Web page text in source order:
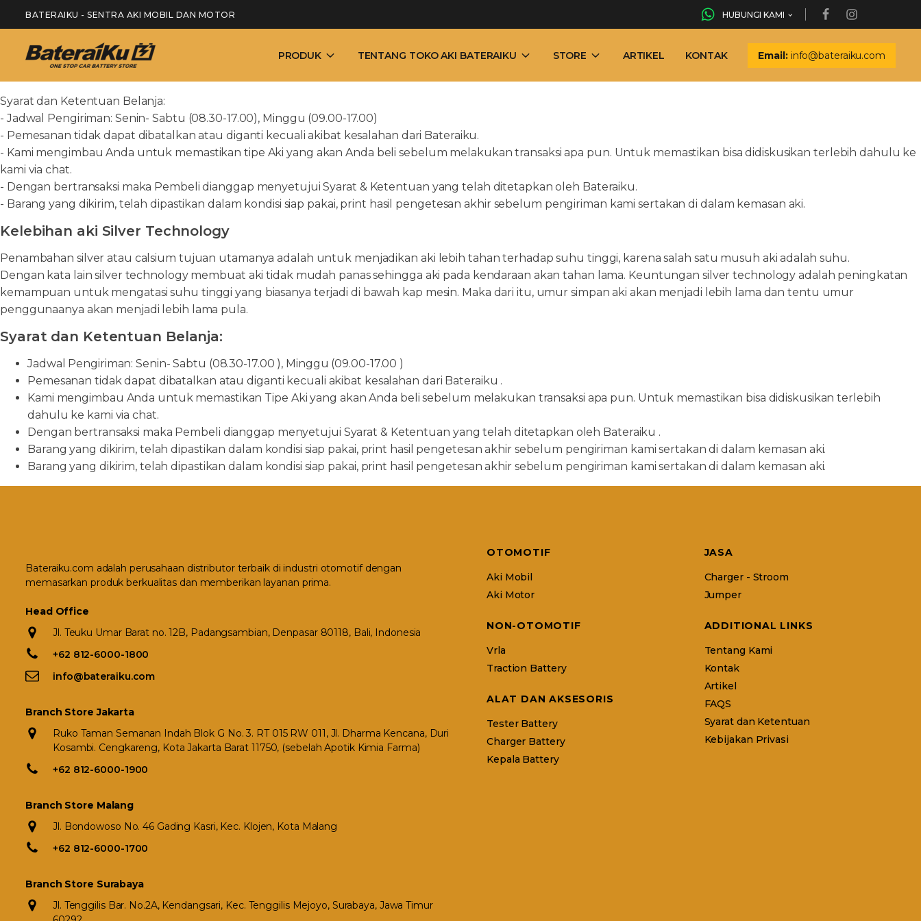
BATERAIKU - SENTRA AKI MOBIL DAN MOTOR HUBUNGI KAMI
PRODUK TENTANG TOKO AKI BATERAIKU STORE ARTIKEL KONTAK Email: info@bateraiku.com
Syarat dan Ketentuan Belanja:
- Jadwal Pengiriman: Senin- Sabtu (08.30-17.00), Minggu (09.00-17.00)
- Pemesanan tidak dapat dibatalkan atau diganti kecuali akibat kesalahan dari Bateraiku.
- Kami mengimbau Anda untuk memastikan tipe Aki yang akan Anda beli sebelum melakukan transaksi apa pun. Untuk memastikan bisa didiskusikan terlebih dahulu ke
kami via chat.
- Dengan bertransaksi maka Pembeli dianggap menyetujui Syarat & Ketentuan yang telah ditetapkan oleh Bateraiku.
- Barang yang dikirim, telah dipastikan dalam kondisi siap pakai, print hasil pengetesan akhir sebelum pengiriman kami sertakan di dalam kemasan aki.
Kelebihan aki Silver Technology
Penambahan silver atau calsium tujuan utamanya adalah untuk menjadikan aki lebih tahan terhadap suhu tinggi, karena salah satu musuh aki adalah suhu.
Dengan kata lain silver technology membuat aki tidak mudah panas sehingga aki pada kendaraan akan tahan lama. Keuntungan silver technology adalah peningkatan
kemampuan untuk mengatasi suhu tinggi yang biasanya terjadi di bawah kap mesin. Maka dari itu, umur simpan aki akan menjadi lebih lama dan tentu umur
penggunaanya akan menjadi lebih lama pula.
Syarat dan Ketentuan Belanja:
Jadwal Pengiriman: Senin- Sabtu (08.30-17.00 ), Minggu (09.00-17.00 )
Pemesanan tidak dapat dibatalkan atau diganti kecuali akibat kesalahan dari Bateraiku .
Kami mengimbau Anda untuk memastikan Tipe Aki yang akan Anda beli sebelum melakukan transaksi apa pun. Untuk memastikan bisa didiskusikan terlebih
dahulu ke kami via chat.
Dengan bertransaksi maka Pembeli dianggap menyetujui Syarat & Ketentuan yang telah ditetapkan oleh Bateraiku .
Barang yang dikirim, telah dipastikan dalam kondisi siap pakai, print hasil pengetesan akhir sebelum pengiriman kami sertakan di dalam kemasan aki.
Barang yang dikirim, telah dipastikan dalam kondisi siap pakai, print hasil pengetesan akhir sebelum pengiriman kami sertakan di dalam kemasan aki.
Bateraiku.com adalah perusahaan distributor terbaik di industri otomotif dengan
memasarkan produk berkualitas dan memberikan layanan prima.
Head Office
Jl. Teuku Umar Barat no. 12B, Padangsambian, Denpasar 80118, Bali, Indonesia
+62 812-6000-1800
info@bateraiku.com
Branch Store Jakarta
Ruko Taman Semanan Indah Blok G No. 3. RT 015 RW 011, Jl. Dharma Kencana, Duri
Kosambi. Cengkareng, Kota Jakarta Barat 11750, (sebelah Apotik Kimia Farma)
+62 812-6000-1900
Branch Store Malang
Jl. Bondowoso No. 46 Gading Kasri, Kec. Klojen, Kota Malang
+62 812-6000-1700
Branch Store Surabaya
Jl. Tenggilis Bar. No.2A, Kendangsari, Kec. Tenggilis Mejoyo, Surabaya, Jawa Timur
OTOMOTIF
Aki Mobil
Aki Motor
NON-OTOMOTIF
Vrla
Traction Battery
ALAT DAN AKSESORIS
Tester Battery
Charger Battery
Kepala Battery
JASA
Charger - Stroom
Jumper
ADDITIONAL LINKS
Tentang Kami
Kontak
Artikel
FAQS
Syarat dan Ketentuan
Kebijakan Privasi